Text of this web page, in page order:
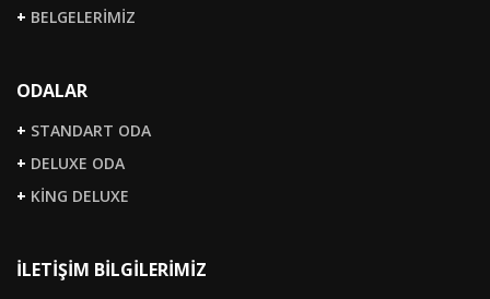
+ BELGELERİMİZ
ODALAR
+ STANDART ODA
+ DELUXE ODA
+ KİNG DELUXE
İLETİŞİM BİLGİLERİMİZ